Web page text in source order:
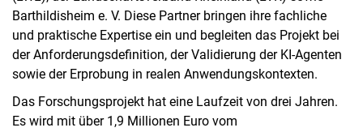
Barthildisheim e. V. Diese Partner bringen ihre fachliche
und praktische Expertise ein und begleiten das Projekt bei
der Anforderungsdefinition, der Validierung der KI-Agenten
sowie der Erprobung in realen Anwendungskontexten.
Das Forschungsprojekt hat eine Laufzeit von drei Jahren.
Es wird mit über 1,9 Millionen Euro vom